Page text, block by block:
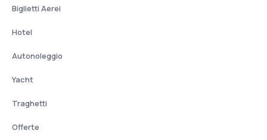
Biglietti Aerei
Hotel
Autonoleggio
Yacht
Traghetti
Offerte